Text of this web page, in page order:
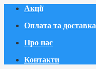
Акції
Оплата та доставка
Про нас
Контакти